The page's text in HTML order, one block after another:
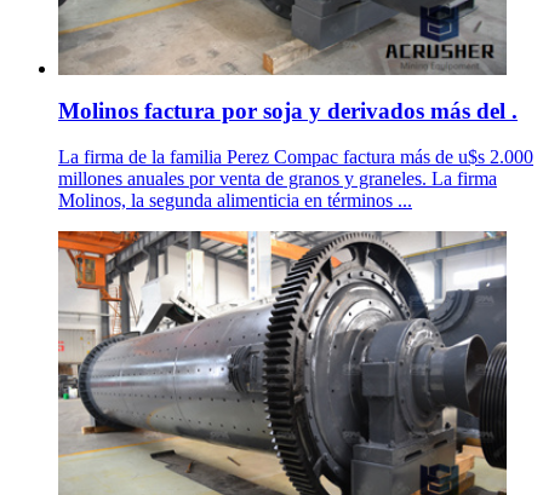
Molinos factura por soja y derivados más del .
La firma de la familia Perez Compac factura más de u$s 2.000
millones anuales por venta de granos y graneles. La firma
Molinos, la segunda alimenticia en términos ...